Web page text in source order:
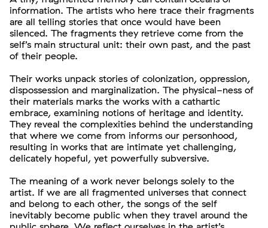
information. The artists who here trace their fragments
are all telling stories that once would have been
silenced. The fragments they retrieve come from the
self’s main structural unit: their own past, and the past
of their people.
Their works unpack stories of colonization, oppression,
dispossession and marginalization. The physical-ness of
their materials marks the works with a cathartic
embrace, examining notions of heritage and identity.
They reveal the complexities behind the understanding
that where we come from informs our personhood,
resulting in works that are intimate yet challenging,
delicately hopeful, yet powerfully subversive.
The meaning of a work never belongs solely to the
artist. If we are all fragmented universes that connect
and belong to each other, the songs of the self
inevitably become public when they travel around the